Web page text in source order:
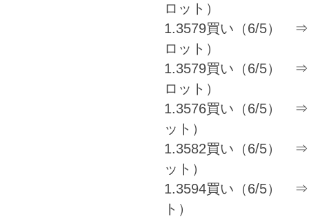
ロット）
1.3579買い（6/5） ⇒
ロット）
1.3579買い（6/5） ⇒
ロット）
1.3576買い（6/5） ⇒
ット）
1.3582買い（6/5） ⇒
ット）
1.3594買い（6/5） ⇒
ト）